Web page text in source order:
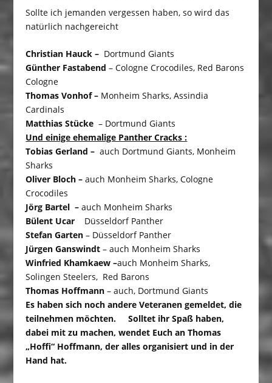
Sollte ich jemanden vergessen haben, so wird das
natürlich nachgereicht
Christian Hauck – Dortmund Giants
Günther Fastabend – Cologne Crocodiles, Red Barons
Cologne
Thomas Vonhof – Monheim Sharks, Assindia
Cardinals
Matthias Stücke – Dortmund Giants
Und einige ehemalige Panther Cracks :
Tobias Gerland – auch Dortmund Giants, Monheim
Sharks
Oliver Bloch – auch Monheim Sharks, Cologne
Crocodiles
Jörg Bartel – auch Monheim Sharks
Bülent Ucar Düsseldorf Panther
Stefan Garten – Düsseldorf Panther
Jürgen Ganswindt – auch Monheim Sharks
Winfried Khamkaew –auch Monheim Sharks,
Solingen Steelers, Red Barons
Thomas Hoffmann – auch, Dortmund Giants
Es haben sich noch andere Veteranen gemeldet, die
teilnehmen möchten. Solltet ihr Spaß haben,
dabei mit zu machen, wendet Euch an Thomas
„Hoffi“ Hoffmann, der alles organisiert und in der
Hand hat.